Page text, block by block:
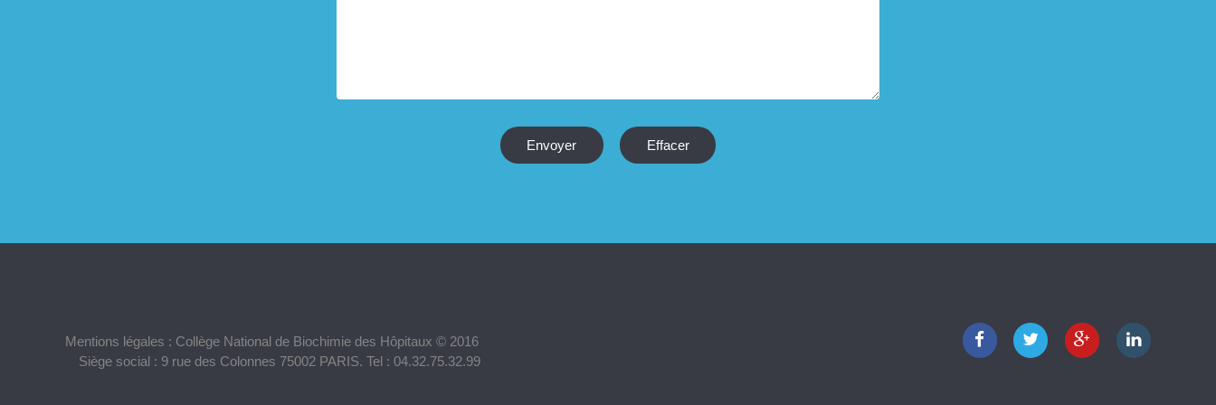
Mentions légales : Collège National de Biochimie des Hôpitaux © 2016
Siège social : 9 rue des Colonnes 75002 PARIS. Tel : 04.32.75.32.99